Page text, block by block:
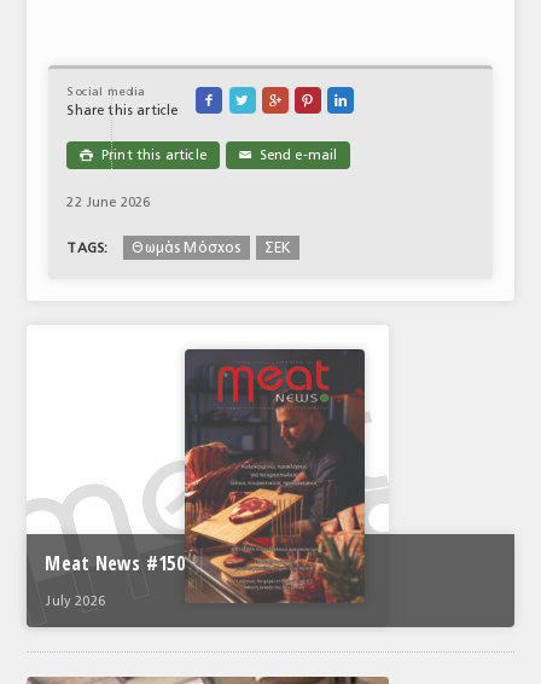
Social media
Share this article
    
 Print this article ✉ Send e-mail
22 June 2026
TAGS: Θωμάς Μόσχος ΣΕΚ
Meat News #150
July 2026